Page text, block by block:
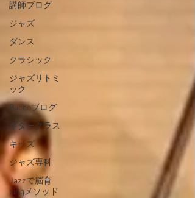
講師ブログ
ジャズ
ダンス
クラシック
ジャズリトミ
ック
Buccoブログ
ギタークラス
キッズ
ジャズ専科
Jazzで脳育
zingメソッド